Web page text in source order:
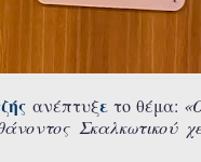
ανέπτυξετο θέμα:
Σκαλκωτικού